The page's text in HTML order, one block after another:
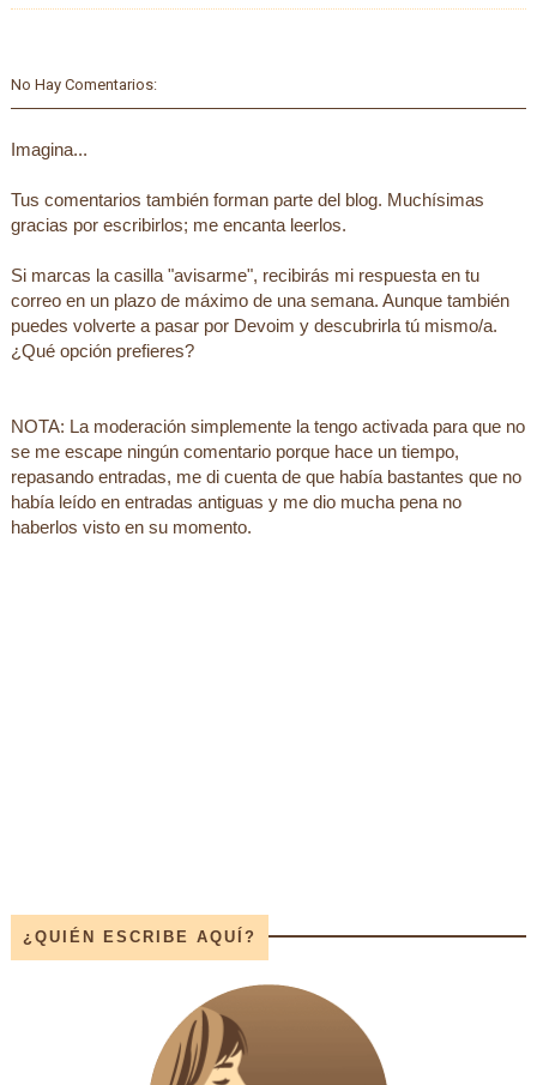
No Hay Comentarios:
Imagina...
Tus comentarios también forman parte del blog. Muchísimas
gracias por escribirlos; me encanta leerlos.
Si marcas la casilla "avisarme", recibirás mi respuesta en tu
correo en un plazo de máximo de una semana. Aunque también
puedes volverte a pasar por Devoim y descubrirla tú mismo/a.
¿Qué opción prefieres?
NOTA: La moderación simplemente la tengo activada para que no
se me escape ningún comentario porque hace un tiempo,
repasando entradas, me di cuenta de que había bastantes que no
había leído en entradas antiguas y me dio mucha pena no
haberlos visto en su momento.
¿QUIÉN ESCRIBE AQUÍ?